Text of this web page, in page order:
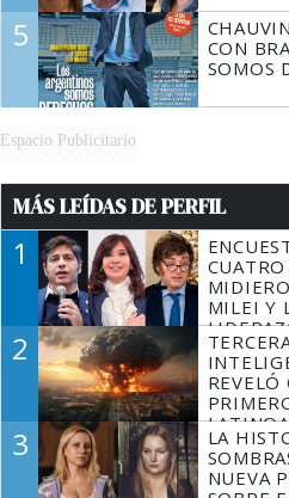
5
CON
SOMOS
Espacio Publicitario
MÁS LEÍDAS DE PERFIL
1
MILEI Y
2
REVELÓ
3
LA
NUEVA